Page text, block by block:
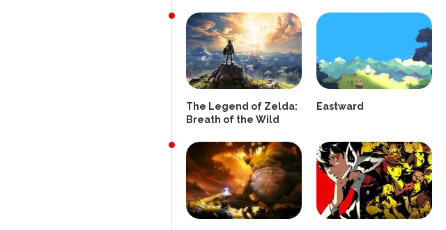
The Legend of Zelda:
Breath of the Wild
Eastward